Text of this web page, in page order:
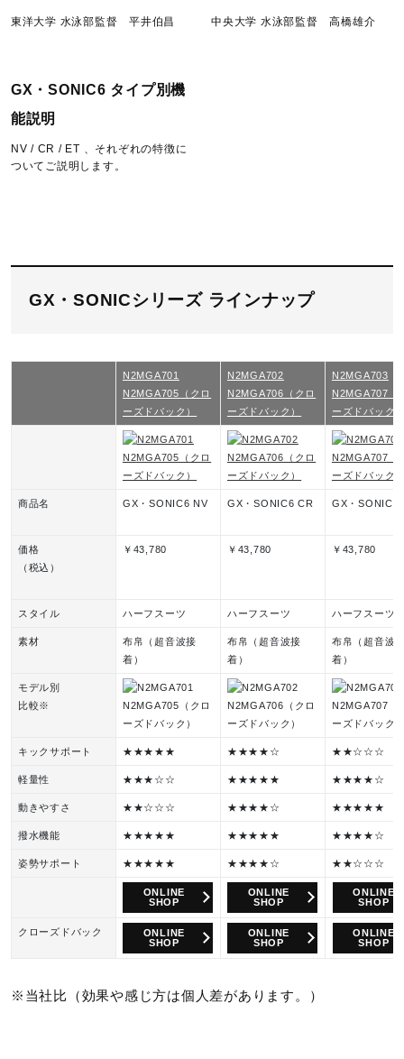
東洋大学 水泳部監督 平井伯昌 中央大学 水泳部監督 高橋雄介
GX・SONIC6 タイプ別機
能説明
NV / CR / ET 、それぞれの特徴に
ついてご説明します。
GX・SONICシリーズ ラインナップ
N2MGA701
N2MGA705（クロ
ーズドバック）
N2MGA702
N2MGA706（クロ
ーズドバック）
N2MGA703
N2MGA707（
ーズドバック
商品名 GX・SONIC6 NV GX・SONIC6 CR GX・SONIC6
価格
（税込）
￥43,780 ￥43,780 ￥43,780
スタイル ハーフスーツ ハーフスーツ ハーフスーツ
素材
布帛（超音波接
着）
布帛（超音波接
着）
布帛（超音波
着）
モデル別
比較※
キックサポート ★★★★★ ★★★★☆ ★★☆☆☆
軽量性 ★★★☆☆ ★★★★★ ★★★★☆
動きやすさ ★★☆☆☆ ★★★★☆ ★★★★★
撥水機能 ★★★★★ ★★★★★ ★★★★☆
姿勢サポート ★★★★★ ★★★★☆ ★★☆☆☆
ONLINE
SHOP
ONLINE
SHOP
ONLINE
SHOP
クローズドバック
ONLINE
SHOP
ONLINE
SHOP
ONLINE
SHOP
※当社比（効果や感じ方は個人差があります。）